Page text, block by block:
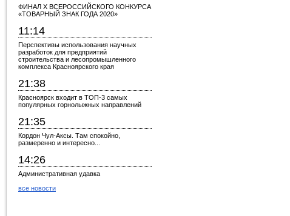
ФИНАЛ X ВСЕРОССИЙСКОГО КОНКУРСА
«ТОВАРНЫЙ ЗНАК ГОДА 2020»
11:14
Перспективы использования научных
разработок для предприятий
строительства и лесопромышленного
комплекса Красноярского края
21:38
Красноярск входит в ТОП-3 самых
популярных горнолыжных направлений
21:35
Кордон Чул-Аксы. Там спокойно,
размеренно и интересно...
14:26
Административная удавка
все новости